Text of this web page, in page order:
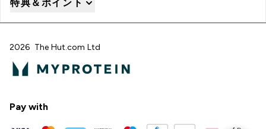
特典＆ポイント
2026 The Hut.com Ltd
Pay with